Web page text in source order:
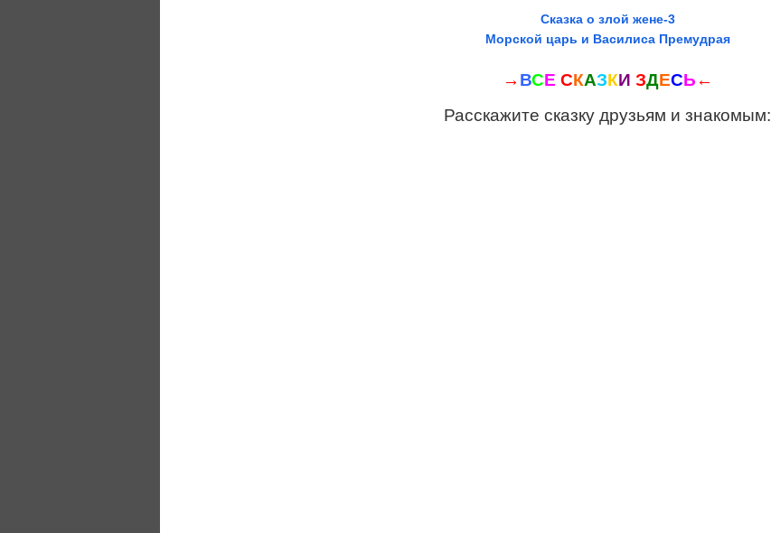
Сказка о злой жене-3
Морской царь и Василиса Премудрая
→ ВСЕ СКАЗКИ ЗДЕСЬ ←
Расскажите сказку друзьям и знакомым: